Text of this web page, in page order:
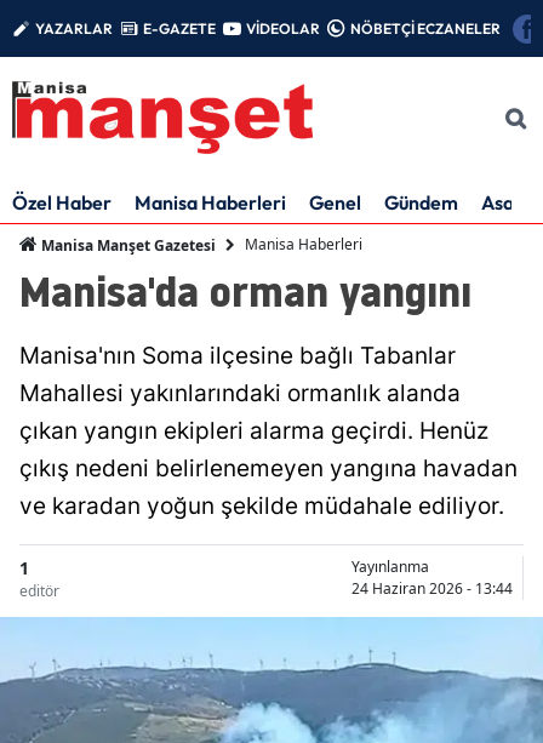
YAZARLAR E-GAZETE VİDEOLAR NÖBETÇİ ECZANELER
Özel Haber Manisa Haberleri Genel Gündem Asayiş
Manisa Manşet Gazetesi Manisa Haberleri
Manisa'da orman yangını
Manisa'nın Soma ilçesine bağlı Tabanlar
Mahallesi yakınlarındaki ormanlık alanda
çıkan yangın ekipleri alarma geçirdi. Henüz
çıkış nedeni belirlenemeyen yangına havadan
ve karadan yoğun şekilde müdahale ediliyor.
1
editör
Yayınlanma
24 Haziran 2026 - 13:44